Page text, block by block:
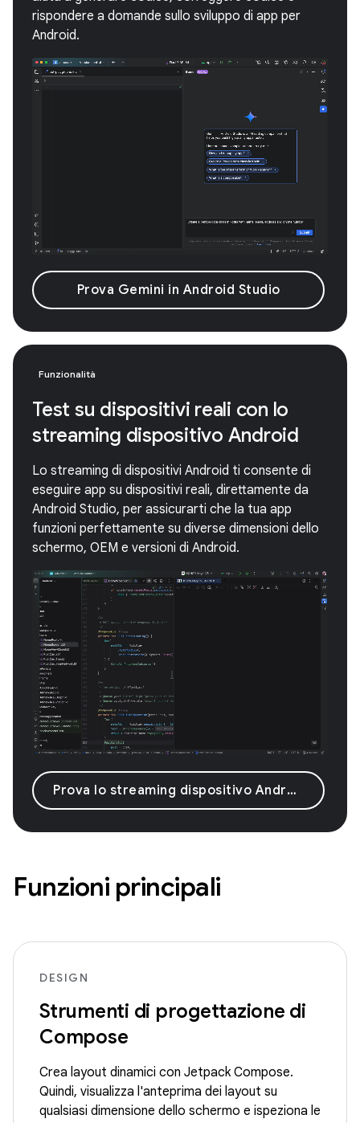
rispondere a domande sullo sviluppo di app per
Android.
Prova Gemini in Android Studio
Funzionalità
Test su dispositivi reali con lo
streaming dispositivo Android
Lo streaming di dispositivi Android ti consente di
eseguire app su dispositivi reali, direttamente da
Android Studio, per assicurarti che la tua app
funzioni perfettamente su diverse dimensioni dello
schermo, OEM e versioni di Android.
Prova lo streaming dispositivo Android
Funzioni principali
DESIGN
Strumenti di progettazione di
Compose
Crea layout dinamici con Jetpack Compose.
Quindi, visualizza l'anteprima dei layout su
qualsiasi dimensione dello schermo e ispeziona le